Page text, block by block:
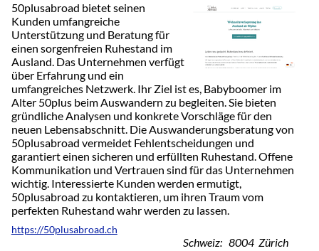
50plusabroad bietet seinen
Kunden umfangreiche
Unterstützung und Beratung für
einen sorgenfreien Ruhestand im
Ausland. Das Unternehmen verfügt
über Erfahrung und ein
umfangreiches Netzwerk. Ihr Ziel ist es, Babyboomer im
Alter 50plus beim Auswandern zu begleiten. Sie bieten
gründliche Analysen und konkrete Vorschläge für den
neuen Lebensabschnitt. Die Auswanderungsberatung von
50plusabroad vermeidet Fehlentscheidungen und
garantiert einen sicheren und erfüllten Ruhestand. Offene
Kommunikation und Vertrauen sind für das Unternehmen
wichtig. Interessierte Kunden werden ermutigt,
50plusabroad zu kontaktieren, um ihren Traum vom
perfekten Ruhestand wahr werden zu lassen.
https://50plusabroad.ch
Schweiz: 8004 Zürich